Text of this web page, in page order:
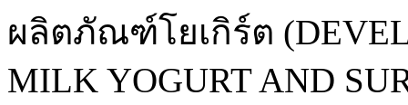
ผลิตภัณฑ์โยเกิร์ต
MILK YOGURT AND